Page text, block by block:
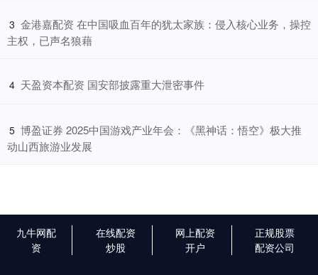
3 ​金港嘉配资 在中国吸血百年的犹太家族：侵入核心业务，操控
主权，已声名狼藉
4 ​天盈资本配资 国安部披露重大泄密事件
5 ​博盈证券 2025中国游戏产业年会：《黑神话：悟空》极大推
动山西旅游业发展
九牛网配
资
在线配资
炒股
网上配资
开户
正规股票
配资公司